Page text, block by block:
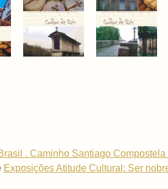
. Caminho Santiago Compostela
Exposições Atitude Cultural: Ser